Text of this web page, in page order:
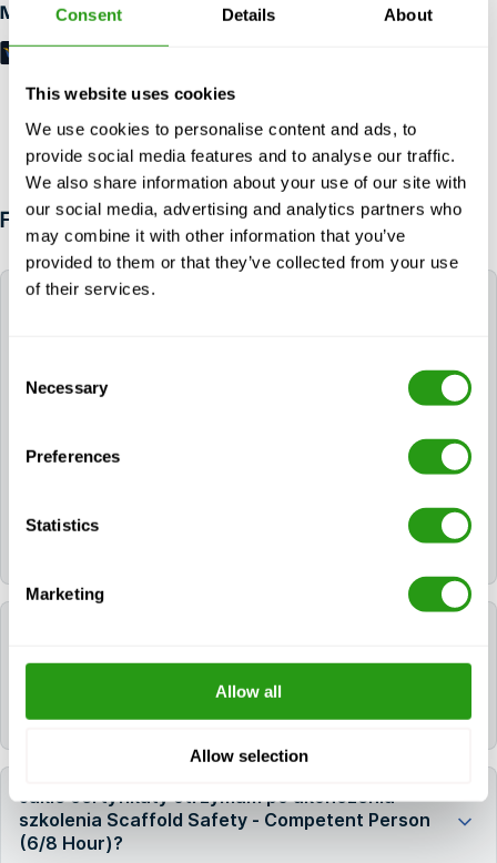
Consent Details About
This website uses cookies
We use cookies to personalise content and ads, to
provide social media features and to analyse our traffic.
We also share information about your use of our site with
our social media, advertising and analytics partners who
may combine it with other information that you’ve
provided to them or that they’ve collected from your use
of their services.
Selection
Necessary
Preferences
Statistics
Marketing
Allow all
Allow selection
Metody płatności
FAQ
Czy FMTC może pomóc mi zarezerwować hotel
Tak. Jeśli potrzebujesz hotelu, możesz poprosić o
pośrednictwem
lub zadzwoń
szczegóły dotyczące hotelu i instrukcje dotyczące
Wszystkie kursy FMTC są prowadzone w języku
angielskim.
Jakie certyfikaty otrzymam po ukończeniu
szkolenia Scaffold Safety - Competent Person
(6/8 Hour)?